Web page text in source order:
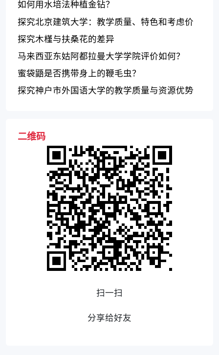
如何用水培法种植金钻？
探究北京建筑大学：教学质量、特色和考虑价
值
探究木槿与扶桑花的差异
马来西亚东姑阿都拉曼大学学院评价如何？
蜜袋鼯是否携带身上的鞭毛虫？
探究神户市外国语大学的教学质量与资源优势
二维码
扫一扫
分享给好友